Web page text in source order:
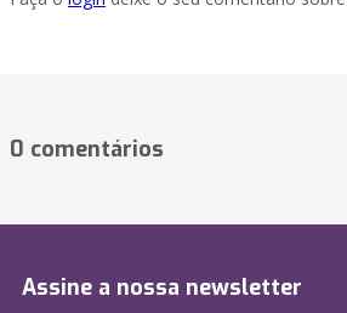
0 comentários
Assine a nossa newsletter